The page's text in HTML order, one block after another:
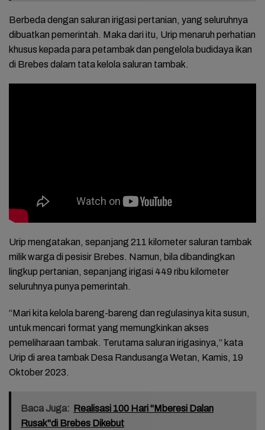
Berbeda dengan saluran irigasi pertanian, yang seluruhnya
dibuatkan pemerintah. Maka dari itu, Urip menaruh perhatian
khusus kepada para petambak dan pengelola budidaya ikan
di Brebes dalam tata kelola saluran tambak.
Urip mengatakan, sepanjang 211 kilometer saluran tambak
milik warga di pesisir Brebes. Namun, bila dibandingkan
lingkup pertanian, sepanjang irigasi 449 ribu kilometer
seluruhnya punya pemerintah.
“Mari kita kelola bareng-bareng dan regulasinya kita susun,
untuk mencari format yang memungkinkan akses
pemeliharaan tambak. Terutama saluran irigasinya,” kata
Urip di area tambak Desa Randusanga Wetan, Kamis, 19
Oktober 2023.
Baca Juga: Realisasi 100 Hari "Mberesi Dalan
Rusak"di Brebes Dikebut